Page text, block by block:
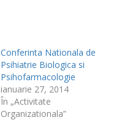
Conferinta Nationala de
Psihiatrie Biologica si
Psihofarmacologie
ianuarie 27, 2014
În „Activitate
Organizationala”